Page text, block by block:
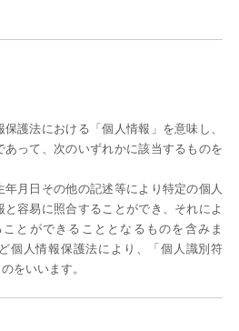
保護法における「個人情報」を意味し、
って、次のいずれかに該当するものを
月日その他の記述等により特定の個人
容易に照合することができ、それによ
とができることとなるものを含みま
個人情報保護法により、「個人識別符
をいいます。